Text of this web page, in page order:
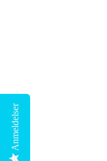
Anmeldelser